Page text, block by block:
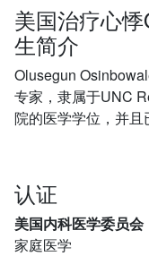
美国治疗心
生简介
Olusegun
专家，隶属于UNC
院的医学学位，并且
认证
美国内科医学委员会
家庭医学